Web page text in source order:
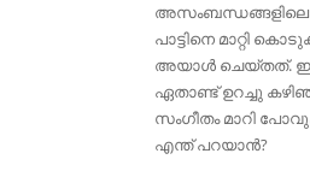
പാട്ടിനെ മാറ്റി
അയാൾ ചെയ്തത്.
ഏതാണ്ട് ഉറച്ചു
സംഗീതം മാറി
എന്ത് പറയാന്‍?